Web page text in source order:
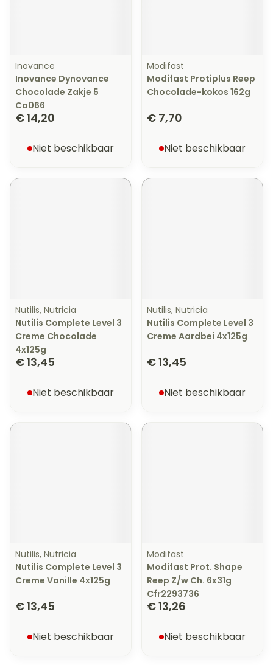
Inovance
Inovance Dynovance
Chocolade Zakje 5
Ca066
€ 14,20
Niet beschikbaar
Modifast
Modifast Protiplus Reep
Chocolade-kokos 162g
€ 7,70
Niet beschikbaar
Nutilis, Nutricia
Nutilis Complete Level 3
Creme Chocolade
4x125g
€ 13,45
Niet beschikbaar
Nutilis, Nutricia
Nutilis Complete Level 3
Creme Aardbei 4x125g
€ 13,45
Niet beschikbaar
Nutilis, Nutricia
Nutilis Complete Level 3
Creme Vanille 4x125g
€ 13,45
Niet beschikbaar
Modifast
Modifast Prot. Shape
Reep Z/w Ch. 6x31g
Cfr2293736
€ 13,26
Niet beschikbaar